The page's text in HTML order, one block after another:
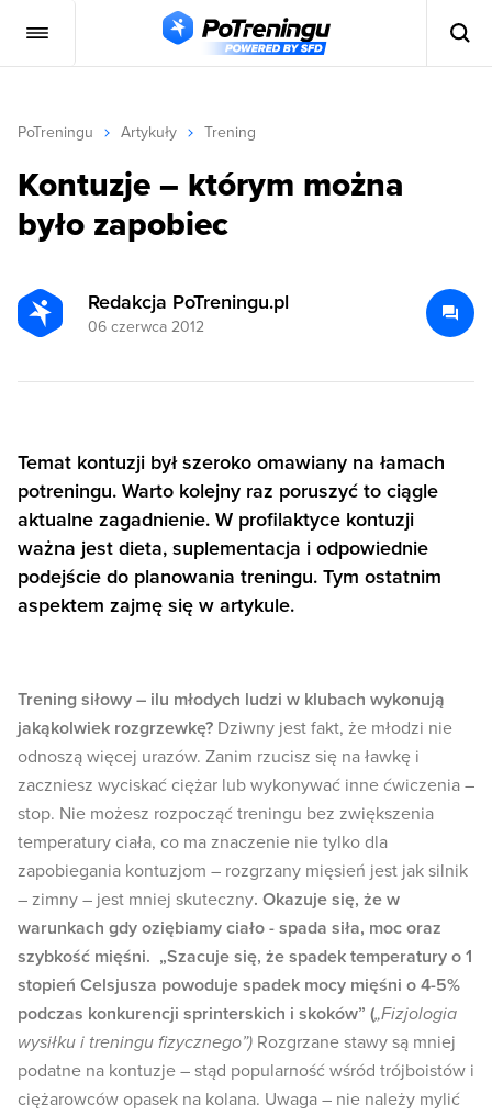
PoTreningu Artykuły Trening
Kontuzje – którym można
było zapobiec
Redakcja PoTreningu.pl
06 czerwca 2012
Temat kontuzji był szeroko omawiany na łamach
potreningu. Warto kolejny raz poruszyć to ciągle
aktualne zagadnienie. W profilaktyce kontuzji
ważna jest dieta, suplementacja i odpowiednie
podejście do planowania treningu. Tym ostatnim
aspektem zajmę się w artykule.
Trening siłowy – ilu młodych ludzi w klubach wykonują
jakąkolwiek rozgrzewkę? Dziwny jest fakt, że młodzi nie
odnoszą więcej urazów. Zanim rzucisz się na ławkę i
zaczniesz wyciskać ciężar lub wykonywać inne ćwiczenia –
stop. Nie możesz rozpocząć treningu bez zwiększenia
temperatury ciała, co ma znaczenie nie tylko dla
zapobiegania kontuzjom – rozgrzany mięsień jest jak silnik
– zimny – jest mniej skuteczny. Okazuje się, że w
warunkach gdy oziębiamy ciało - spada siła, moc oraz
szybkość mięśni. „Szacuje się, że spadek temperatury o 1
stopień Celsjusza powoduje spadek mocy mięśni o 4-5%
podczas konkurencji sprinterskich i skoków” („Fizjologia
wysiłku i treningu fizycznego”) Rozgrzane stawy są mniej
podatne na kontuzje – stąd popularność wśród trójboistów i
ciężarowców opasek na kolana. Uwaga – nie należy mylić